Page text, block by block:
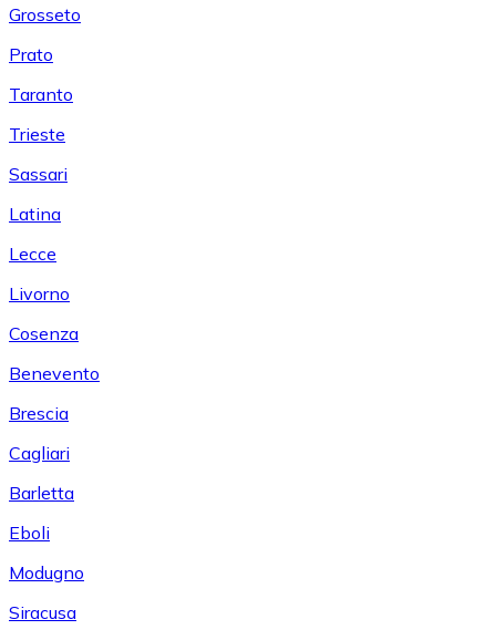
Grosseto
Prato
Taranto
Trieste
Sassari
Latina
Lecce
Livorno
Cosenza
Benevento
Brescia
Cagliari
Barletta
Eboli
Modugno
Siracusa